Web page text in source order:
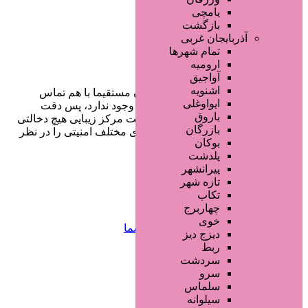
یامچی
بازگشت
آذربایجان غربی
تمام شهر‌ها
ارومیه
آواجیق
اشنویه
ایواوغلی
باروق
بازرگان
بوکان
پلدشت
پیرانشهر
تازه شهر
تکاب
چهاربرج
خوی
دیزج دیز
ربط
سردشت
سرو
سلماس
سیلوانه
در سایت تبلیغاتی مرکز زیبایی کاربران مستقیما با هم تماس
می‌گیرند و هیچ واسطه‌ای در این میان وجود ندارد، پس دقت
فرمایید که در خرید و فروشِ شما سایت مرکز زیبایی هیچ دخالتی
نداشته و کاربران باید خودشان جنبه‌های مختلف امنیتی را در نظر
دسترسی سریع
صفحه اختصاصی کسب و کار شما
ثبت آگهی انبوه تبلیغاتی
سفارش رپورتاژ آگهی
طراحی سایت : ققنوس پارس